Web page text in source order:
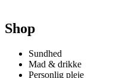
Shop
Sundhed
Mad & drikke
Personlig pleje